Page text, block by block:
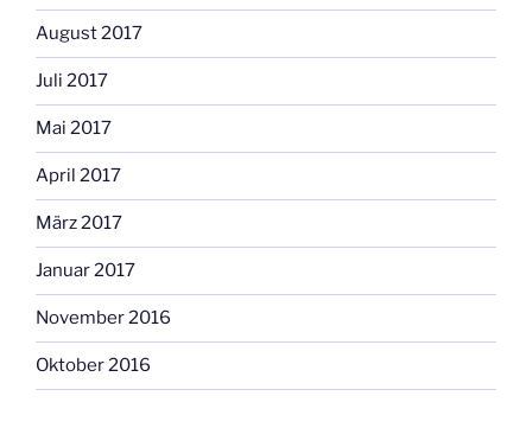
August 2017
Juli 2017
Mai 2017
April 2017
März 2017
Januar 2017
November 2016
Oktober 2016